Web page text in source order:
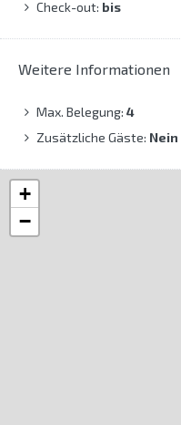
Check-out: bis
Weitere Informationen
Max. Belegung: 4
Zusätzliche Gäste: Nein
+
−